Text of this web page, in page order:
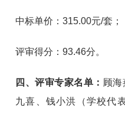
中标单价：315.00元/套；
评审得分：93.46分。
四、评审专家名单： 顾
九喜、钱小洪（学校代